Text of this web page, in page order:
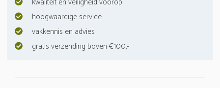
hoogwaardige service
vakkennis en advies
gratis verzending boven €100,-